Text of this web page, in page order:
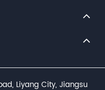
Liyang City, Jiangsu